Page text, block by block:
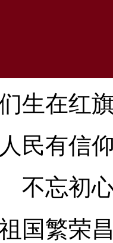
生在红
人民有信
不忘初
国繁荣